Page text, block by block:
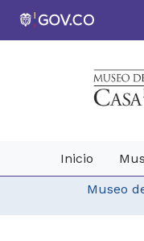
Inicio
Museo